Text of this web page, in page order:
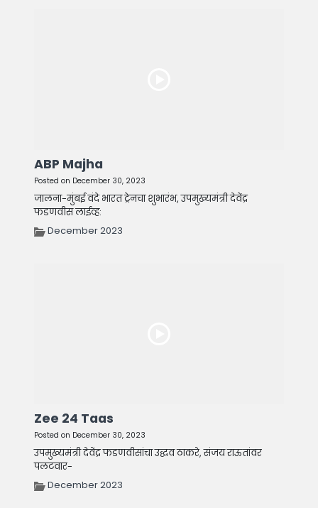
ABP Majha
Posted on December 30, 2023
जालना-मुंबई वंदे भारत ट्रेनचा शुभारंभ, उपमुख्यमंत्री देवेंद्र
फडणवीस लाईव्ह:
December 2023
Zee 24 Taas
Posted on December 30, 2023
उपमुख्यमंत्री देवेंद्र फडणवीसांचा उद्धव ठाकरे, संजय राऊतांवर
पलटवार-
December 2023